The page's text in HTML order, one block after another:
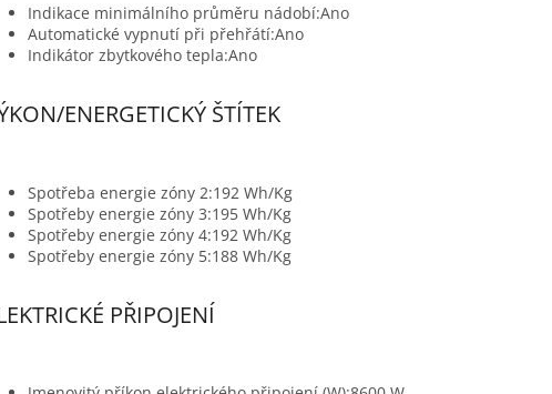
Indikace minimálního průměru nádobí:Ano
Automatické vypnutí při přehřátí:Ano
Indikátor zbytkového tepla:Ano
ENERGETICKÝ ŠTÍTEK
Spotřeba energie zóny 2:192 Wh/Kg
Spotřeby energie zóny 3:195 Wh/Kg
Spotřeby energie zóny 4:192 Wh/Kg
Spotřeby energie zóny 5:188 Wh/Kg
PŘIPOJENÍ